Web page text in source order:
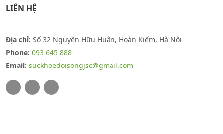
LIÊN HỆ
Địa chỉ: Số 32 Nguyễn Hữu Huân, Hoàn Kiếm, Hà Nội
Phone: 093 645 888
Email: suckhoedoisongjsc@gmail.com